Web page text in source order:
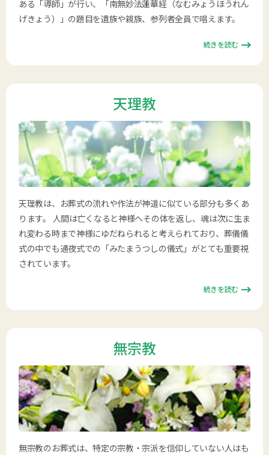
ある「導師」が行い、「南無妙法蓮華経（なむみょうほうれん
げきょう）」の題目を遺族や親族、参列者全員で唱えます。
続きを読む
天理教
天理教は、お葬式の流れや作法が神道に似ている部分も多くあ
ります。 人間は亡くなると神様へその体を返し、魂は次に生ま
れ変わる時まで神様にゆだねられると考えられており、葬儀儀
式の中でも通夜式での「みたまうつしの儀式」がとても重要視
されています。
続きを読む
無宗教
無宗教のお葬式は、特定の宗教・宗派を信仰していない人はも